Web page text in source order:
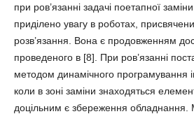
при ров’язанні задачі поетапної
приділено увагу в роботах,
розв’язання. Вона є продовженням
проведеного в [8]. При ров’язанні
методом динамічного програмування
коли в зоні заміни знаходяться
доцільним є збереження обладнання.